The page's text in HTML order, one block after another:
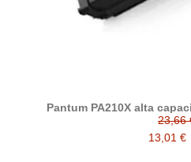
Pantum PA210X alta
23,66
13,01 €